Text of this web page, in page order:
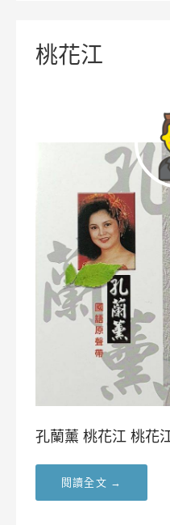
桃花江
孔蘭薰 桃花江 桃花
閱讀全文 →